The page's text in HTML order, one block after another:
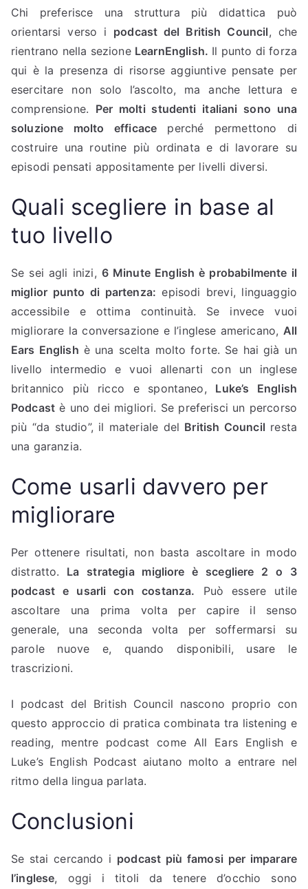
Chi preferisce una struttura più didattica può
orientarsi verso i podcast del British Council, che
rientrano nella sezione LearnEnglish. Il punto di forza
qui è la presenza di risorse aggiuntive pensate per
esercitare non solo l’ascolto, ma anche lettura e
comprensione. Per molti studenti italiani sono una
soluzione molto efficace perché permettono di
costruire una routine più ordinata e di lavorare su
episodi pensati appositamente per livelli diversi.
Quali scegliere in base al
tuo livello
Se sei agli inizi, 6 Minute English è probabilmente il
miglior punto di partenza: episodi brevi, linguaggio
accessibile e ottima continuità. Se invece vuoi
migliorare la conversazione e l’inglese americano, All
Ears English è una scelta molto forte. Se hai già un
livello intermedio e vuoi allenarti con un inglese
britannico più ricco e spontaneo, Luke’s English
Podcast è uno dei migliori. Se preferisci un percorso
più “da studio”, il materiale del British Council resta
una garanzia.
Come usarli davvero per
migliorare
Per ottenere risultati, non basta ascoltare in modo
distratto. La strategia migliore è scegliere 2 o 3
podcast e usarli con costanza. Può essere utile
ascoltare una prima volta per capire il senso
generale, una seconda volta per soffermarsi su
parole nuove e, quando disponibili, usare le
trascrizioni.
I podcast del British Council nascono proprio con
questo approccio di pratica combinata tra listening e
reading, mentre podcast come All Ears English e
Luke’s English Podcast aiutano molto a entrare nel
ritmo della lingua parlata.
Conclusioni
Se stai cercando i podcast più famosi per imparare
l’inglese, oggi i titoli da tenere d’occhio sono